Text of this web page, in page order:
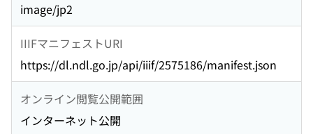
image/jp2
IIIFマニフェストURI
https://dl.ndl.go.jp/api/iiif/2575186/manifest.json
オンライン閲覧公開範囲
インターネット公開